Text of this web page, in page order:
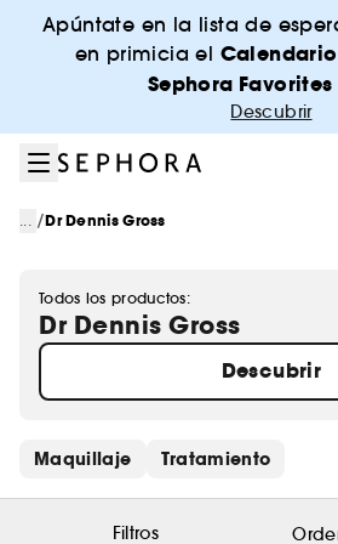
Ir al menú
Ir al contenido principal
Ir al pie de página
Apúntate en la lista de
en primicia el
Sephora Favorites
Descubrir
... /Dr Dennis Gross
Todos los productos:
Dr Dennis Gross
Descubrir
Saltar los enlaces rápidos
Maquillaje Tratamiento
Filtros